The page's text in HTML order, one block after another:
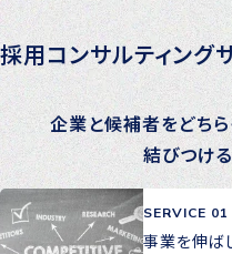
採用コンサルティング
企業と候補者をどちら
結びつけ
SERVICE 01
事業を伸ば